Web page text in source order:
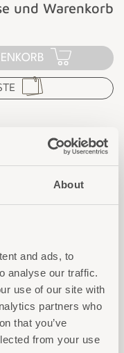
About
and ads, to
analyse our traffic.
use of our site with
partners who
that you’ve
from your use
und Warenkorb
Sie auch